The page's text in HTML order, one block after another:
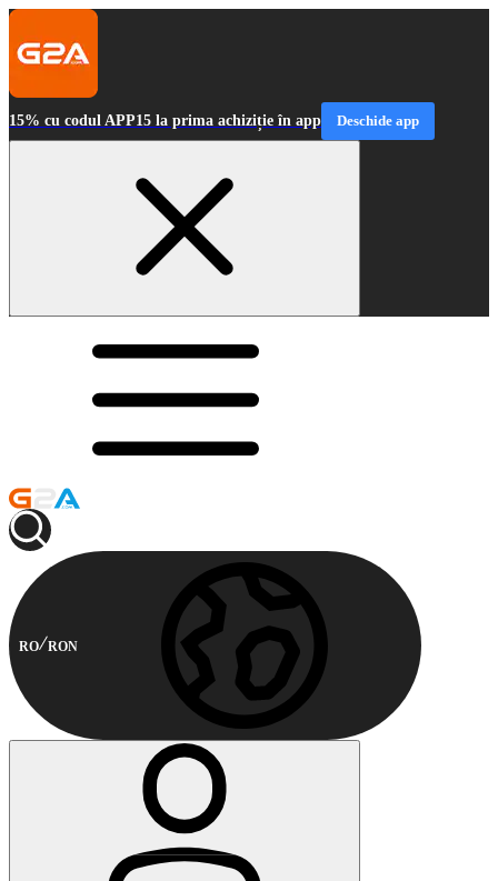
15% cu codul APP15 la prima achiziție în app Deschide app
RO RON